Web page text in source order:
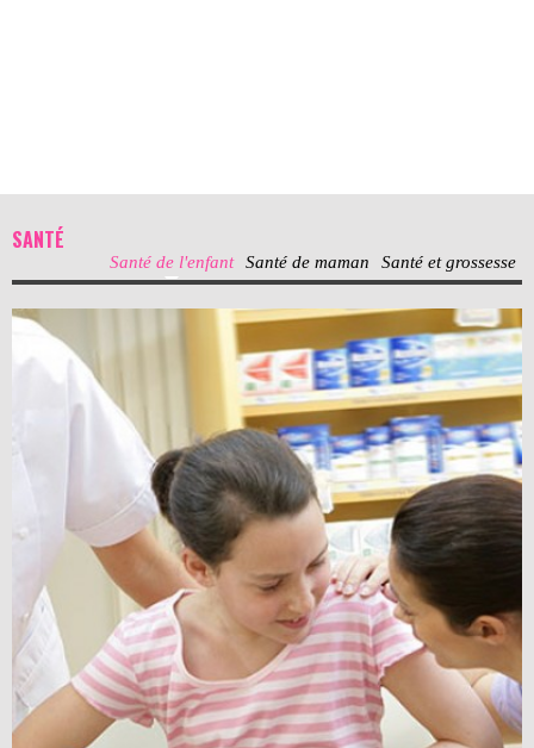
SANTÉ
Santé de l'enfant Santé de maman Santé et grossesse